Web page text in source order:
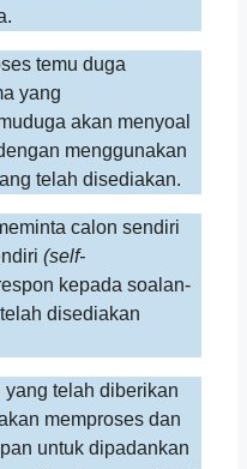
temu duga
yang
akan menyoal
menggunakan
telah disediakan.
calon sendiri
(self-
kepada soalan-
disediakan
telah diberikan
memproses dan
untuk dipadankan